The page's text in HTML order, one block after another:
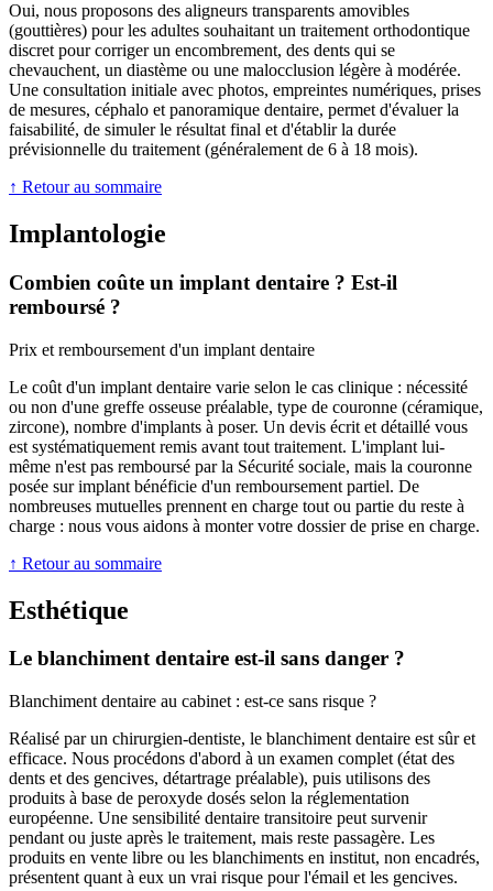
Oui, nous proposons des aligneurs transparents amovibles
(gouttières) pour les adultes souhaitant un traitement orthodontique
discret pour corriger un encombrement, des dents qui se
chevauchent, un diastème ou une malocclusion légère à modérée.
Une consultation initiale avec photos, empreintes numériques, prises
de mesures, céphalo et panoramique dentaire, permet d'évaluer la
faisabilité, de simuler le résultat final et d'établir la durée
prévisionnelle du traitement (généralement de 6 à 18 mois).
↑ Retour au sommaire
Implantologie
Combien coûte un implant dentaire ? Est-il
remboursé ?
Prix et remboursement d'un implant dentaire
Le coût d'un implant dentaire varie selon le cas clinique : nécessité
ou non d'une greffe osseuse préalable, type de couronne (céramique,
zircone), nombre d'implants à poser. Un devis écrit et détaillé vous
est systématiquement remis avant tout traitement. L'implant lui-
même n'est pas remboursé par la Sécurité sociale, mais la couronne
posée sur implant bénéficie d'un remboursement partiel. De
nombreuses mutuelles prennent en charge tout ou partie du reste à
charge : nous vous aidons à monter votre dossier de prise en charge.
↑ Retour au sommaire
Esthétique
Le blanchiment dentaire est-il sans danger ?
Blanchiment dentaire au cabinet : est-ce sans risque ?
Réalisé par un chirurgien-dentiste, le blanchiment dentaire est sûr et
efficace. Nous procédons d'abord à un examen complet (état des
dents et des gencives, détartrage préalable), puis utilisons des
produits à base de peroxyde dosés selon la réglementation
européenne. Une sensibilité dentaire transitoire peut survenir
pendant ou juste après le traitement, mais reste passagère. Les
produits en vente libre ou les blanchiments en institut, non encadrés,
présentent quant à eux un vrai risque pour l'émail et les gencives.